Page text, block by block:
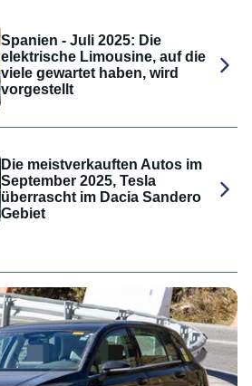
Spanien - Juli 2025: Die
elektrische Limousine, auf die
viele gewartet haben, wird
vorgestellt
Die meistverkauften Autos im
September 2025, Tesla
überrascht im Dacia Sandero
Gebiet